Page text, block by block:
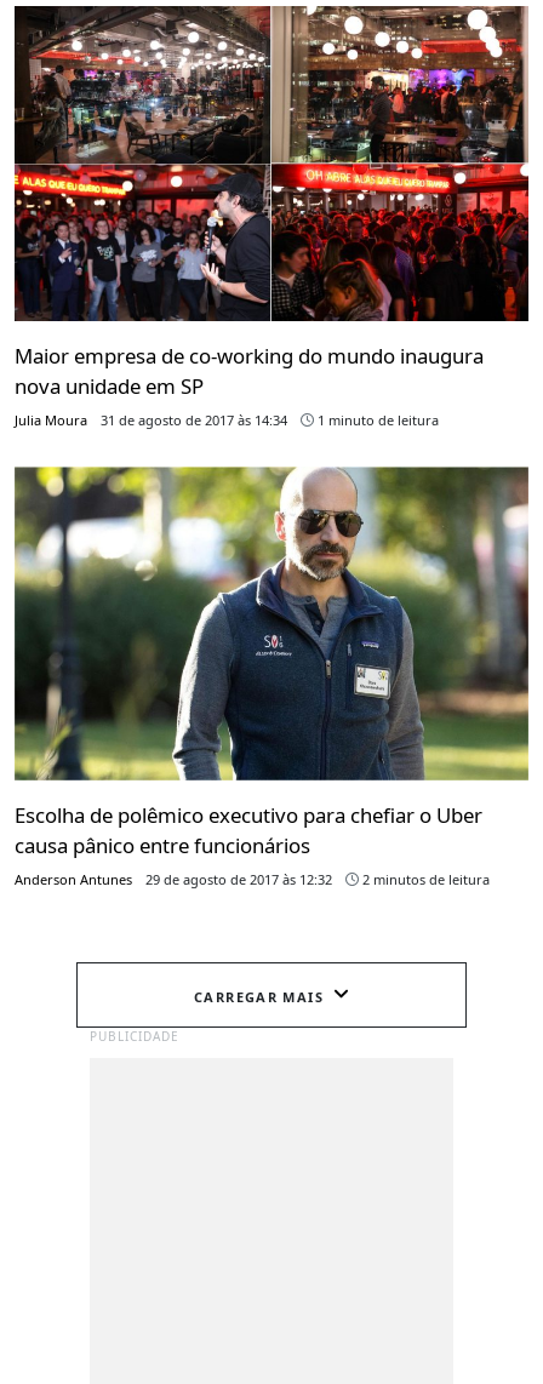
Maior empresa de co-working do mundo inaugura
nova unidade em SP
Julia Moura 31 de agosto de 2017 às 14:34 1 minuto de leitura
Escolha de polêmico executivo para chefiar o Uber
causa pânico entre funcionários
Anderson Antunes 29 de agosto de 2017 às 12:32 2 minutos de leitura
CARREGAR MAIS
PUBLICIDADE